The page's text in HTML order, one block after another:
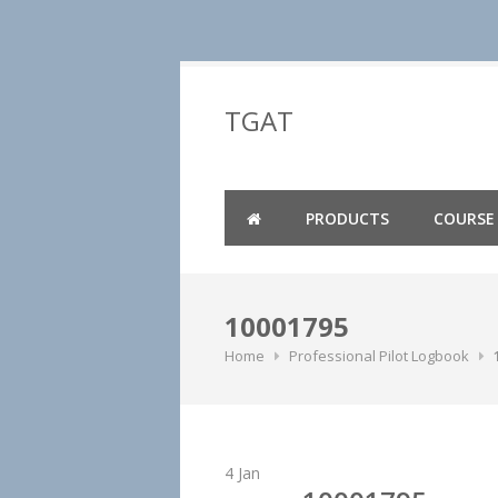
contentTGAT
PRODUCTS COURSE
10001795
Home Professional Pilot Logbook
4 Jan